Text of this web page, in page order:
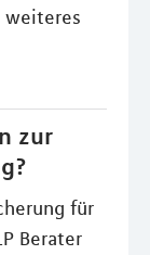
weiteres
zur
für
Berater